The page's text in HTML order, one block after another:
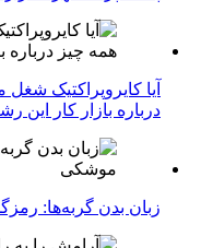
آیا کایروپراکتیک
درباره بازار کار این
زبان بدن گربه‌ها: